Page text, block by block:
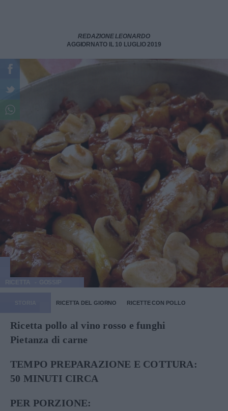
REDAZIONE LEONARDO
AGGIORNATO IL 10 LUGLIO 2019
RICETTA DEL GIORNO RICETTE CON POLLO
Ricetta pollo al vino rosso e funghi
Pietanza di carne
TEMPO PREPARAZIONE E COTTURA:
50 MINUTI CIRCA
PER PORZIONE: